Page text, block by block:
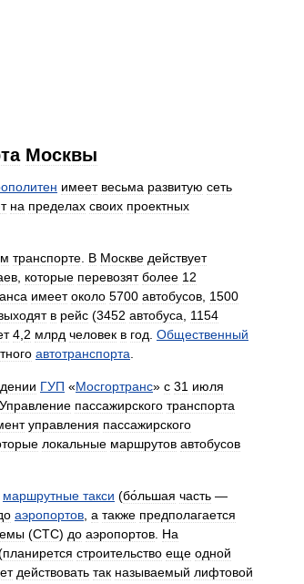
Москвы
имеет весьма развитую сеть
на пределах своих проектных
транспорте. В Москве действует
, которые перевозят более 12
имеет около 5700 автобусов, 1500
в рейс (3452 автобуса, 1154
4,2 млрд человек в год. Общественный
автотранспорта.
ГУП «Мосгортранс» с 31 июля
Управление пассажирского транспорта
управления пассажирского
локальные маршрутов автобусов
маршрутные такси (бо́льшая часть —
аэропортов, а также предполагается
(СТС) до аэропортов. На
планирется строительство еще одной
действовать так называемый лифтовой